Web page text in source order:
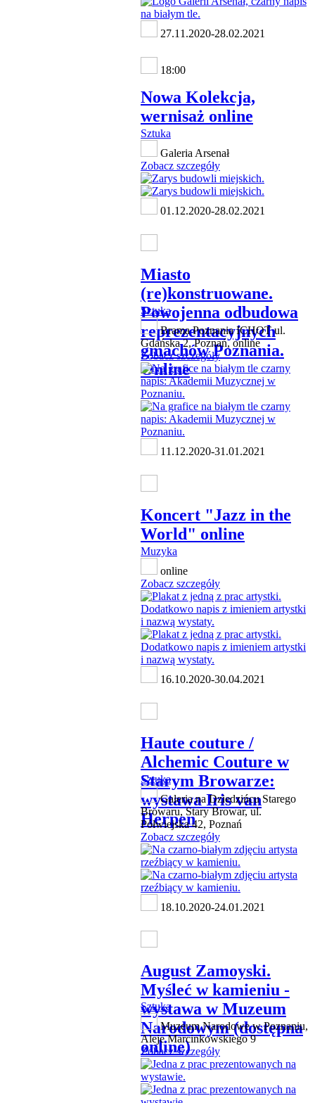
27.11.2020-28.02.2021
18:00
Nowa Kolekcja,
wernisaż online
Sztuka
Galeria Arsenał
Zobacz szczegóły
01.12.2020-28.02.2021
Miasto
(re)konstruowane.
Powojenna odbudowa
reprezentacyjnych
gmachów Poznania.
Online
Sztuka
Brama Poznania ICHOT ul.
Gdańska 2, Poznań, online
Zobacz szczegóły
11.12.2020-31.01.2021
Koncert "Jazz in the
World" online
Muzyka
online
Zobacz szczegóły
16.10.2020-30.04.2021
Haute couture /
Alchemic Couture w
Starym Browarze:
wystawa Iris van
Herpen
Sztuka
Galeria na Dziedzińcu Starego
Browaru, Stary Browar, ul.
Półwiejska 42, Poznań
Zobacz szczegóły
18.10.2020-24.01.2021
August Zamoyski.
Myśleć w kamieniu -
wystawa w Muzeum
Narodowym (dostępna
online)
Sztuka
Muzeum Narodowe w Poznaniu,
Aleje Marcinkowskiego 9
Zobacz szczegóły